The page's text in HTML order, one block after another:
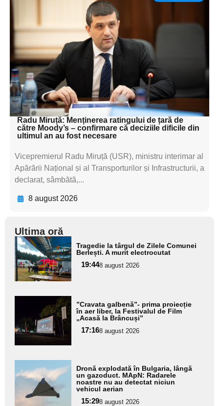
Adaugă aici textul pentru
subtitluAdaugă aici
textul pentru
subtitluAdaugă aici
textul pentru
subtitluAdaugă aici
textul pentru subti
Radu Miruță: Menținerea ratingului de țară de
către Moody’s – confirmare că deciziile dificile din
ultimul an au fost necesare
Vicepremierul Radu Miruță (USR), ministru interimar al
Apărării Național și al Transporturilor și Infrastructurii, a
declarat, sâmbătă,...
8 august 2026
Ultima oră
Adaugă
aici textul
pentru
subtitlu
Tragedie la târgul de Zilele Comunei
Berlești. A murit electrocutat
19:448 august 2026
Adaugă
aici textul
pentru
subtitlu
”Cravata galbenă”- prima proiecție
în aer liber, la Festivalul de Film
„Acasă la Brâncuși”
17:168 august 2026
Adaugă
aici textul
pentru
subtitlu
Dronă explodată în Bulgaria, lângă
un gazoduct. MApN: Radarele
noastre nu au detectat niciun
vehicul aerian
15:298 august 2026